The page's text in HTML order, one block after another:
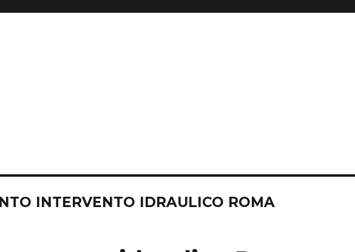
INTERVENTO IDRAULICO ROMA